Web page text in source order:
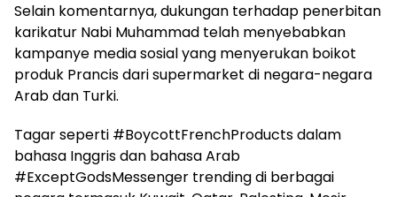
Selain komentarnya, dukungan terhadap penerbitan
karikatur Nabi Muhammad telah menyebabkan
kampanye media sosial yang menyerukan boikot
produk Prancis dari supermarket di negara-negara
Arab dan Turki.
Tagar seperti #BoycottFrenchProducts dalam
bahasa Inggris dan bahasa Arab
#ExceptGodsMessenger trending di berbagai